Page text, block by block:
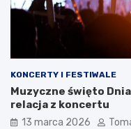
KONCERTY I FESTIWALE
Muzyczne święto
relacja z koncertu
13 marca 2026